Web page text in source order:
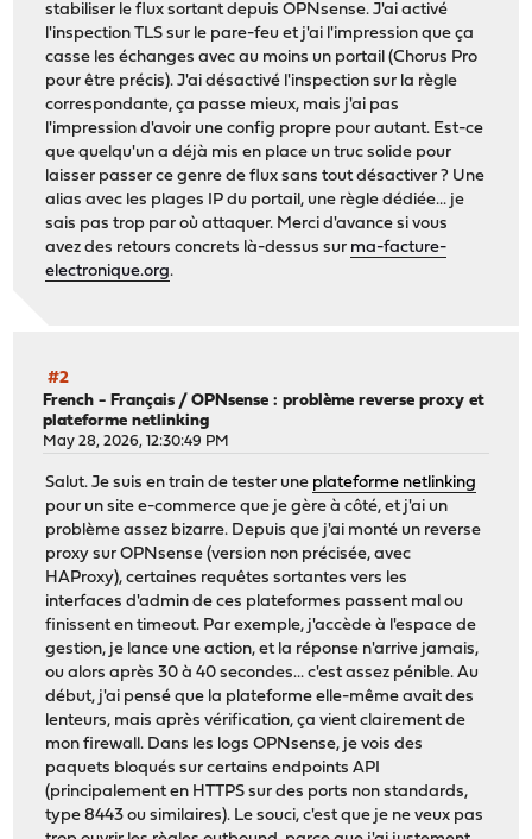
stabiliser le flux sortant depuis OPNsense. J'ai activé
l'inspection TLS sur le pare-feu et j'ai l'impression que ça
casse les échanges avec au moins un portail (Chorus Pro
pour être précis). J'ai désactivé l'inspection sur la règle
correspondante, ça passe mieux, mais j'ai pas
l'impression d'avoir une config propre pour autant. Est-ce
que quelqu'un a déjà mis en place un truc solide pour
laisser passer ce genre de flux sans tout désactiver ? Une
alias avec les plages IP du portail, une règle dédiée... je
sais pas trop par où attaquer. Merci d'avance si vous
avez des retours concrets là-dessus sur ma-facture-
electronique.org.
#2
French - Français /OPNsense : problème reverse proxy et
plateforme netlinking
May 28, 2026, 12:30:49 PM
Salut. Je suis en train de tester une plateforme netlinking
pour un site e-commerce que je gère à côté, et j'ai un
problème assez bizarre. Depuis que j'ai monté un reverse
proxy sur OPNsense (version non précisée, avec
HAProxy), certaines requêtes sortantes vers les
interfaces d'admin de ces plateformes passent mal ou
finissent en timeout. Par exemple, j'accède à l'espace de
gestion, je lance une action, et la réponse n'arrive jamais,
ou alors après 30 à 40 secondes... c'est assez pénible. Au
début, j'ai pensé que la plateforme elle-même avait des
lenteurs, mais après vérification, ça vient clairement de
mon firewall. Dans les logs OPNsense, je vois des
paquets bloqués sur certains endpoints API
(principalement en HTTPS sur des ports non standards,
type 8443 ou similaires). Le souci, c'est que je ne veux pas